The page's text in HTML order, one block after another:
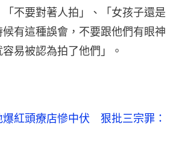
不要對著人拍」、「女孩子還是
有這種誤會，不要跟他們有眼神
易被認為拍了他們」。
爆紅頭療店慘中伏 狠批三宗罪：